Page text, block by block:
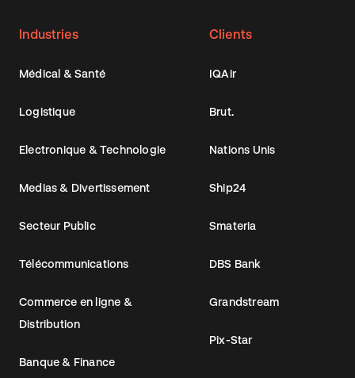
Industries
Médical & Santé
Logistique
Electronique & Technologie
Medias & Divertissement
Secteur Public
Télécommunications
Commerce en ligne &
Distribution
Banque & Finance
Clients
IQAir
Brut.
Nations Unis
Ship24
Smateria
DBS Bank
Grandstream
Pix-Star